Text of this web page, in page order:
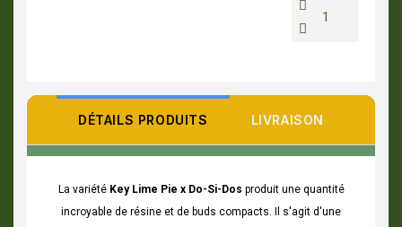
DÉTAILS PRODUITS LIVRAISON
La variété Key Lime Pie x Do-Si-Dos produit une quantité
incroyable de résine et de buds compacts. Il s'agit d'une